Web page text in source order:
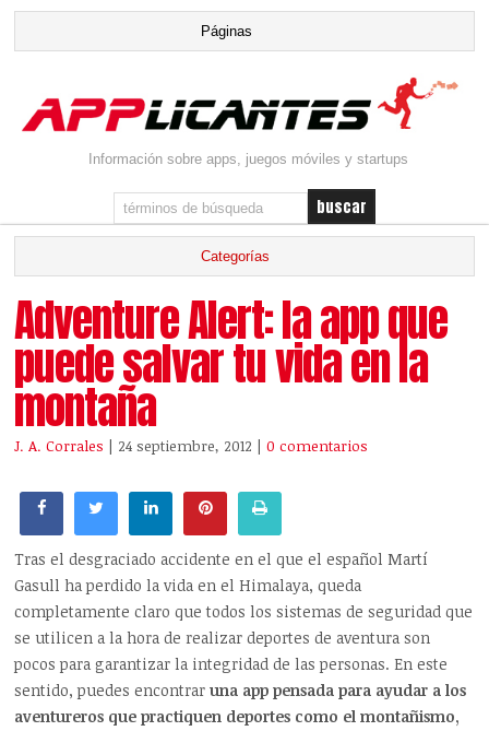
Información sobre apps, juegos móviles y startups
Adventure Alert: la app que
puede salvar tu vida en la
montaña
J. A. Corrales | 24 septiembre, 2012 |0 comentarios
Tras el desgraciado accidente en el que el español Martí
Gasull ha perdido la vida en el Himalaya, queda
completamente claro que todos los sistemas de seguridad que
se utilicen a la hora de realizar deportes de aventura son
pocos para garantizar la integridad de las personas. En este
sentido, puedes encontrar una app pensada para ayudar a los
aventureros que practiquen deportes como el montañismo,